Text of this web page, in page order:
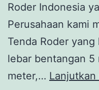
Roder Indonesia
Perusahaan kami
Tenda Roder
lebar bentangan 5
meter,… Lanjutkan